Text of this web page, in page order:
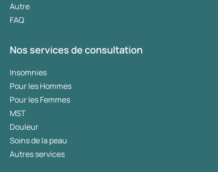
Autre
FAQ
Nos services de consultation
Insomnies
Pour les Hommes
Pour les Femmes
MST
Douleur
Soins de la peau
Autres services